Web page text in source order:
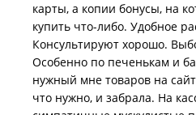
карты, а копии бонусы, на
купить что-либо. Удобное
Консультируют хорошо.
Особенно по печенькам и
нужный мне товаров на
что нужно, и забрала. На